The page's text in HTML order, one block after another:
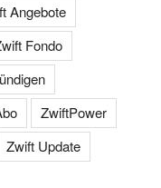
Angebote
Fondo
ZwiftPower
Zwift Update